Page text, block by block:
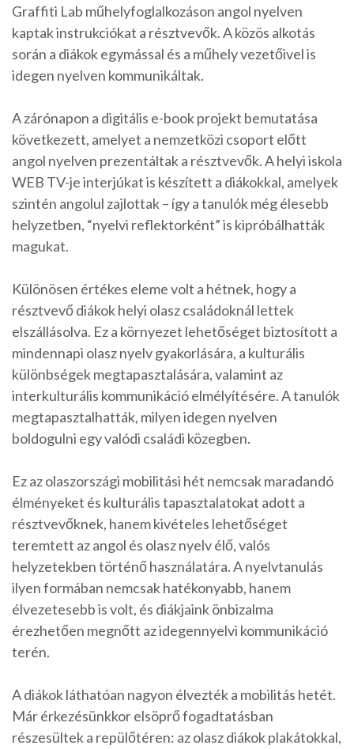
Graffiti Lab műhelyfoglalkozáson angol nyelven
kaptak instrukciókat a résztvevők. A közös alkotás
során a diákok egymással és a műhely vezetőivel is
idegen nyelven kommunikáltak.
A zárónapon a digitális e-book projekt bemutatása
következett, amelyet a nemzetközi csoport előtt
angol nyelven prezentáltak a résztvevők. A helyi iskola
WEB TV-je interjúkat is készített a diákokkal, amelyek
szintén angolul zajlottak – így a tanulók még élesebb
helyzetben, “nyelvi reflektorként” is kipróbálhatták
magukat.
Különösen értékes eleme volt a hétnek, hogy a
résztvevő diákok helyi olasz családoknál lettek
elszállásolva. Ez a környezet lehetőséget biztosított a
mindennapi olasz nyelv gyakorlására, a kulturális
különbségek megtapasztalására, valamint az
interkulturális kommunikáció elmélyítésére. A tanulók
megtapasztalhatták, milyen idegen nyelven
boldogulni egy valódi családi közegben.
Ez az olaszországi mobilitási hét nemcsak maradandó
élményeket és kulturális tapasztalatokat adott a
résztvevőknek, hanem kivételes lehetőséget
teremtett az angol és olasz nyelv élő, valós
helyzetekben történő használatára. A nyelvtanulás
ilyen formában nemcsak hatékonyabb, hanem
élvezetesebb is volt, és diákjaink önbizalma
érezhetően megnőtt az idegennyelvi kommunikáció
terén.
A diákok láthatóan nagyon élvezték a mobilitás hetét.
Már érkezésünkkor elsöprő fogadtatásban
részesültek a repülőtéren: az olasz diákok plakátokkal,